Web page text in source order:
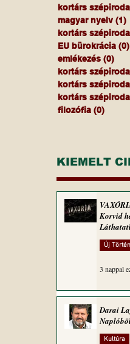
kortárs
magyar nyelv (1)
kortárs
EU bürokrácia (0)
emlékezés (0)
kortárs
kortárs
kortárs
filozófia (0)
KIEMELT
Korvid
Új
3 nappal
Darai
Kultúra